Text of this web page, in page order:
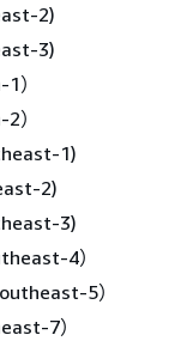
2)
3)
）
）
1)
2)
3)
4）
5）
7）